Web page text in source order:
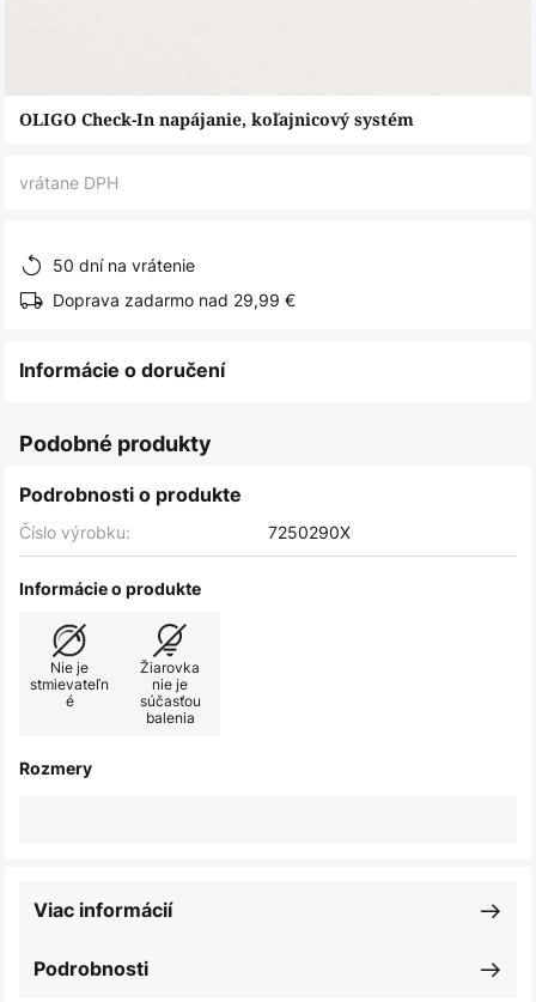
Preskočiť
OLIGO Check-In napájanie, koľajnicový systém
vrátane DPH
50 dní na vrátenie
Doprava zadarmo nad 29,99 €
Informácie o doručení
Podobné produkty
Podrobnosti o produkte
Číslo výrobku: 7250290X
Informácie o produkte
Nie je
stmievateľn
é
Žiarovka
nie je
súčasťou
balenia
Rozmery
Podrobnosti
Viac informácií